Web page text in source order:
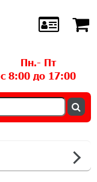
Пн.- Пт
с 8:00 до 17:00